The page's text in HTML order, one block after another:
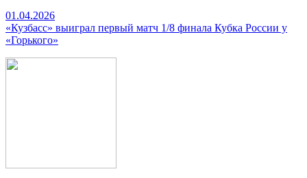
01.04.2026
«Кузбасс» выиграл первый матч 1/8 финала Кубка России у
«Горького»